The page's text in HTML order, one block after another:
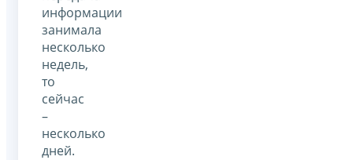
информации
занимала
несколько
недель,
то
сейчас
–
несколько
дней.